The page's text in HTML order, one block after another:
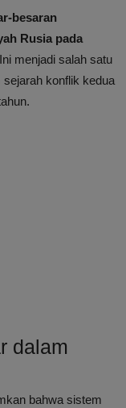
besaran
Rusia pada
Ini menjadi salah satu
konflik kedua
dalam
bahwa sistem